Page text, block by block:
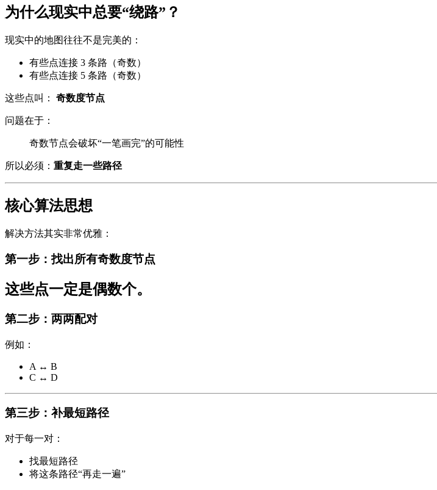
为什么现实中总要“绕路”？
现实中的地图往往不是完美的：
有些点连接 3 条路（奇数）
有些点连接 5 条路（奇数）
这些点叫： 奇数度节点
问题在于：
奇数节点会破坏“一笔画完”的可能性
所以必须： 重复走一些路径
核心算法思想
解决方法其实非常优雅：
第一步：找出所有奇数度节点
这些点一定是偶数个。
第二步：两两配对
例如：
A ↔ B
C ↔ D
第三步：补最短路径
对于每一对：
找最短路径
将这条路径“再走一遍”